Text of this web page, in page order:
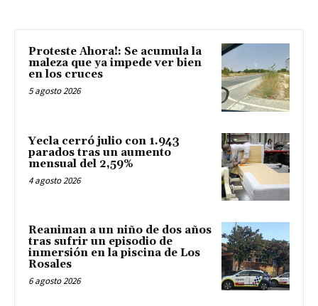
Proteste Ahora!: Se acumula la
maleza que ya impede ver bien
en los cruces
5 agosto 2026
Yecla cerró julio con 1.943
parados tras un aumento
mensual del 2,59%
4 agosto 2026
Reaniman a un niño de dos años
tras sufrir un episodio de
inmersión en la piscina de Los
Rosales
6 agosto 2026